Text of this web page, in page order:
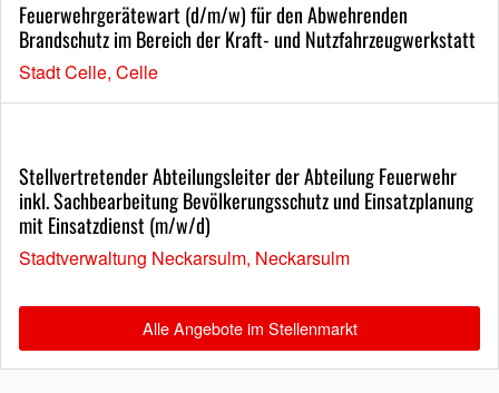
Feuerwehrgerätewart (d/m/w) für den Abwehrenden
Brandschutz im Bereich der Kraft- und Nutzfahrzeugwerkstatt
Stadt Celle, Celle
Stellvertretender Abteilungsleiter der Abteilung Feuerwehr
inkl. Sachbearbeitung Bevölkerungsschutz und Einsatzplanung
mit Einsatzdienst (m/w/d)
Stadtverwaltung Neckarsulm, Neckarsulm
Alle Angebote im Stellenmarkt